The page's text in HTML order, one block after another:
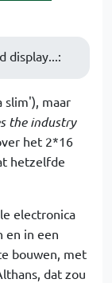
display...:
slim'), maar
the industry
het 2*16
hetzelfde
electronica
en in een
bouwen, met
dat zou